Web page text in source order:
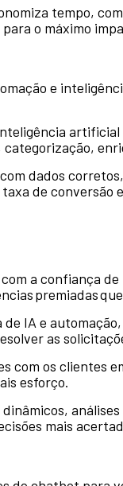
tempo,
o máximo
e
dados
de conversão
a confiança
premiadas
IA e
as
com os clientes
esforço.
mais